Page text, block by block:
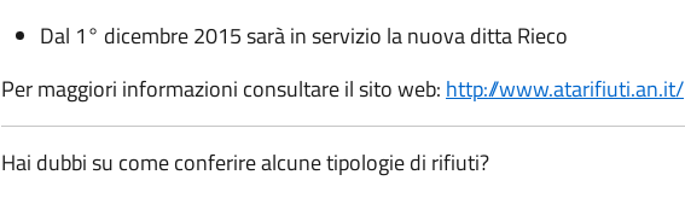
Dal 1° dicembre 2015 sarà in servizio la nuova ditta Rieco
Per maggiori informazioni consultare il sito web: http://www.atarifiuti.an.it/
Hai dubbi su come conferire alcune tipologie di rifiuti?